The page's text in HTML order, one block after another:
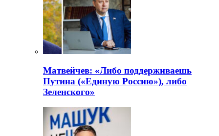
Матвейчев: «Либо поддерживаешь
Путина («Единую Россию»), либо
Зеленского»